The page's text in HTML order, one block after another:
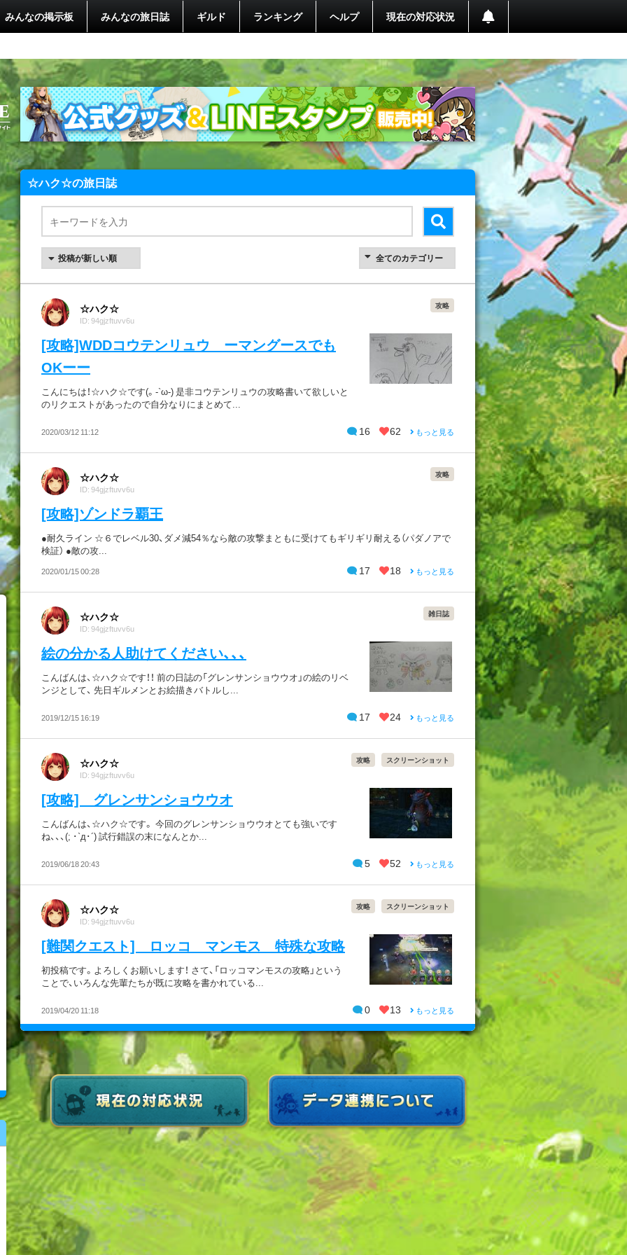
みんなの掲示板 みんなの旅日誌 ギルド ランキング ヘルプ 現在の対応状況
☆ハク☆の旅日誌
☆ハク☆
ID: 94gjzftuvv6u
攻略
[攻略]WDDコウテンリュウ ーマングースでも
OKーー
こんにちは！☆ハク☆です(。-`ω-) 是非コウテンリュウの攻略書いて欲しいと
のリクエストがあったので自分なりにまとめて...
2020/03/12 11:12 16 62 もっと見る
☆ハク☆
ID: 94gjzftuvv6u
攻略
[攻略]ゾンドラ覇王
●耐久ライン ☆６でレベル30、ダメ減54％なら敵の攻撃まともに受けてもギリギリ耐える（パダノアで
検証） ●敵の攻...
2020/01/15 00:28 17 18 もっと見る
☆ハク☆
ID: 94gjzftuvv6u
雑日誌
絵の分かる人助けてください、、、
こんばんは、☆ハク☆です！！ 前の日誌の「グレンサンショウウオ」の絵のリベ
ンジとして、 先日ギルメンとお絵描きバトルし...
2019/12/15 16:19 17 24 もっと見る
☆ハク☆
ID: 94gjzftuvv6u
攻略 スクリーンショット
[攻略] グレンサンショウウオ
こんばんは、☆ハク☆です。 今回のグレンサンショウウオとても強いです
ね、、、(; ･`д･´) 試行錯誤の末になんとか...
2019/06/18 20:43 5 52 もっと見る
☆ハク☆
ID: 94gjzftuvv6u
攻略 スクリーンショット
[難関クエスト] ロッコ マンモス 特殊な攻略
初投稿です。よろしくお願いします！ さて、「ロッコマンモスの攻略」という
ことで、いろんな先輩たちが既に攻略を書かれている...
2019/04/20 11:18 0 13 もっと見る